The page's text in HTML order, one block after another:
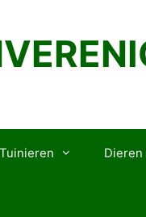
Tuinieren